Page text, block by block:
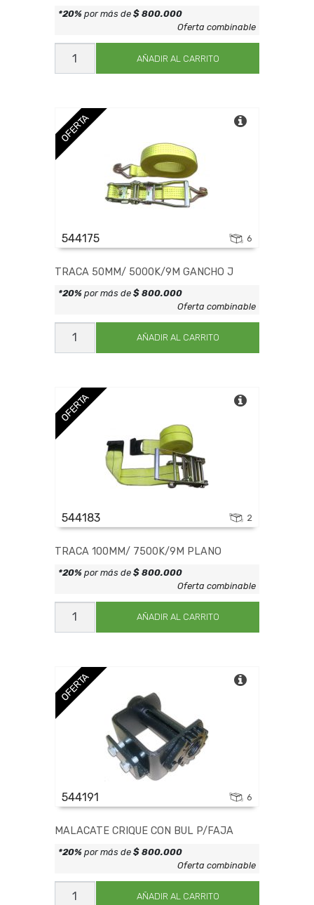
TRACA
50MM/
3000K/9M
AÑADIR AL CARRITO
*20%por más de $ 800.000
Oferta combinable
OFERTA
544175 6
TRACA 50MM/ 5000K/9M GANCHO J
TRACA
50MM/
5000K/9M
AÑADIR AL CARRITO
*20%por más de $ 800.000
Oferta combinable
OFERTA
544183 2
TRACA 100MM/ 7500K/9M PLANO
TRACA
100MM/
AÑADIR AL CARRITO
*20%por más de $ 800.000
Oferta combinable
OFERTA
544191 6
MALACATE CRIQUE CON BUL P/FAJA
MALACATE
CRIQUE
AÑADIR AL CARRITO
*20%por más de $ 800.000
Oferta combinable